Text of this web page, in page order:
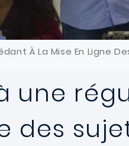
À La Mise En Ligne
une
des